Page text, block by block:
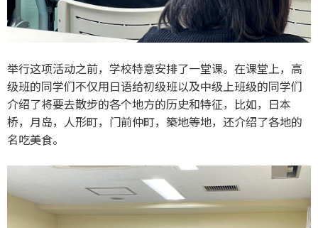
举行这项活动之前，学校特意安排了一堂课。在课堂上，高
级班的同学们不仅用日语给初级班以及中级上班级的同学们
介绍了将要去散步的各个地方的历史和特征，比如，日本
桥，月岛，人形町，门前仲町，築地等地，还介绍了各地的
名吃美食。